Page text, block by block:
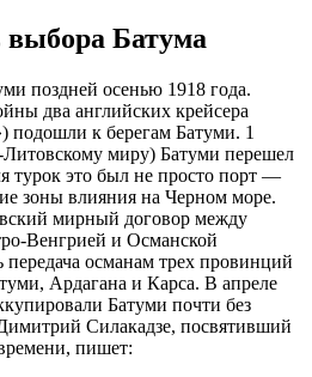
выбора Батума
поздней осенью 1918 года.
два английских крейсера
подошли к берегам Батуми. 1
Литовскому миру) Батуми перешел
турок это был не просто порт —
зоны влияния на Черном море.
мирный договор между
Венгрией и Османской
османам трех провинций
Ардагана и Карса. В апреле
Батуми почти без
Силакадзе, посвятивший
пишет: